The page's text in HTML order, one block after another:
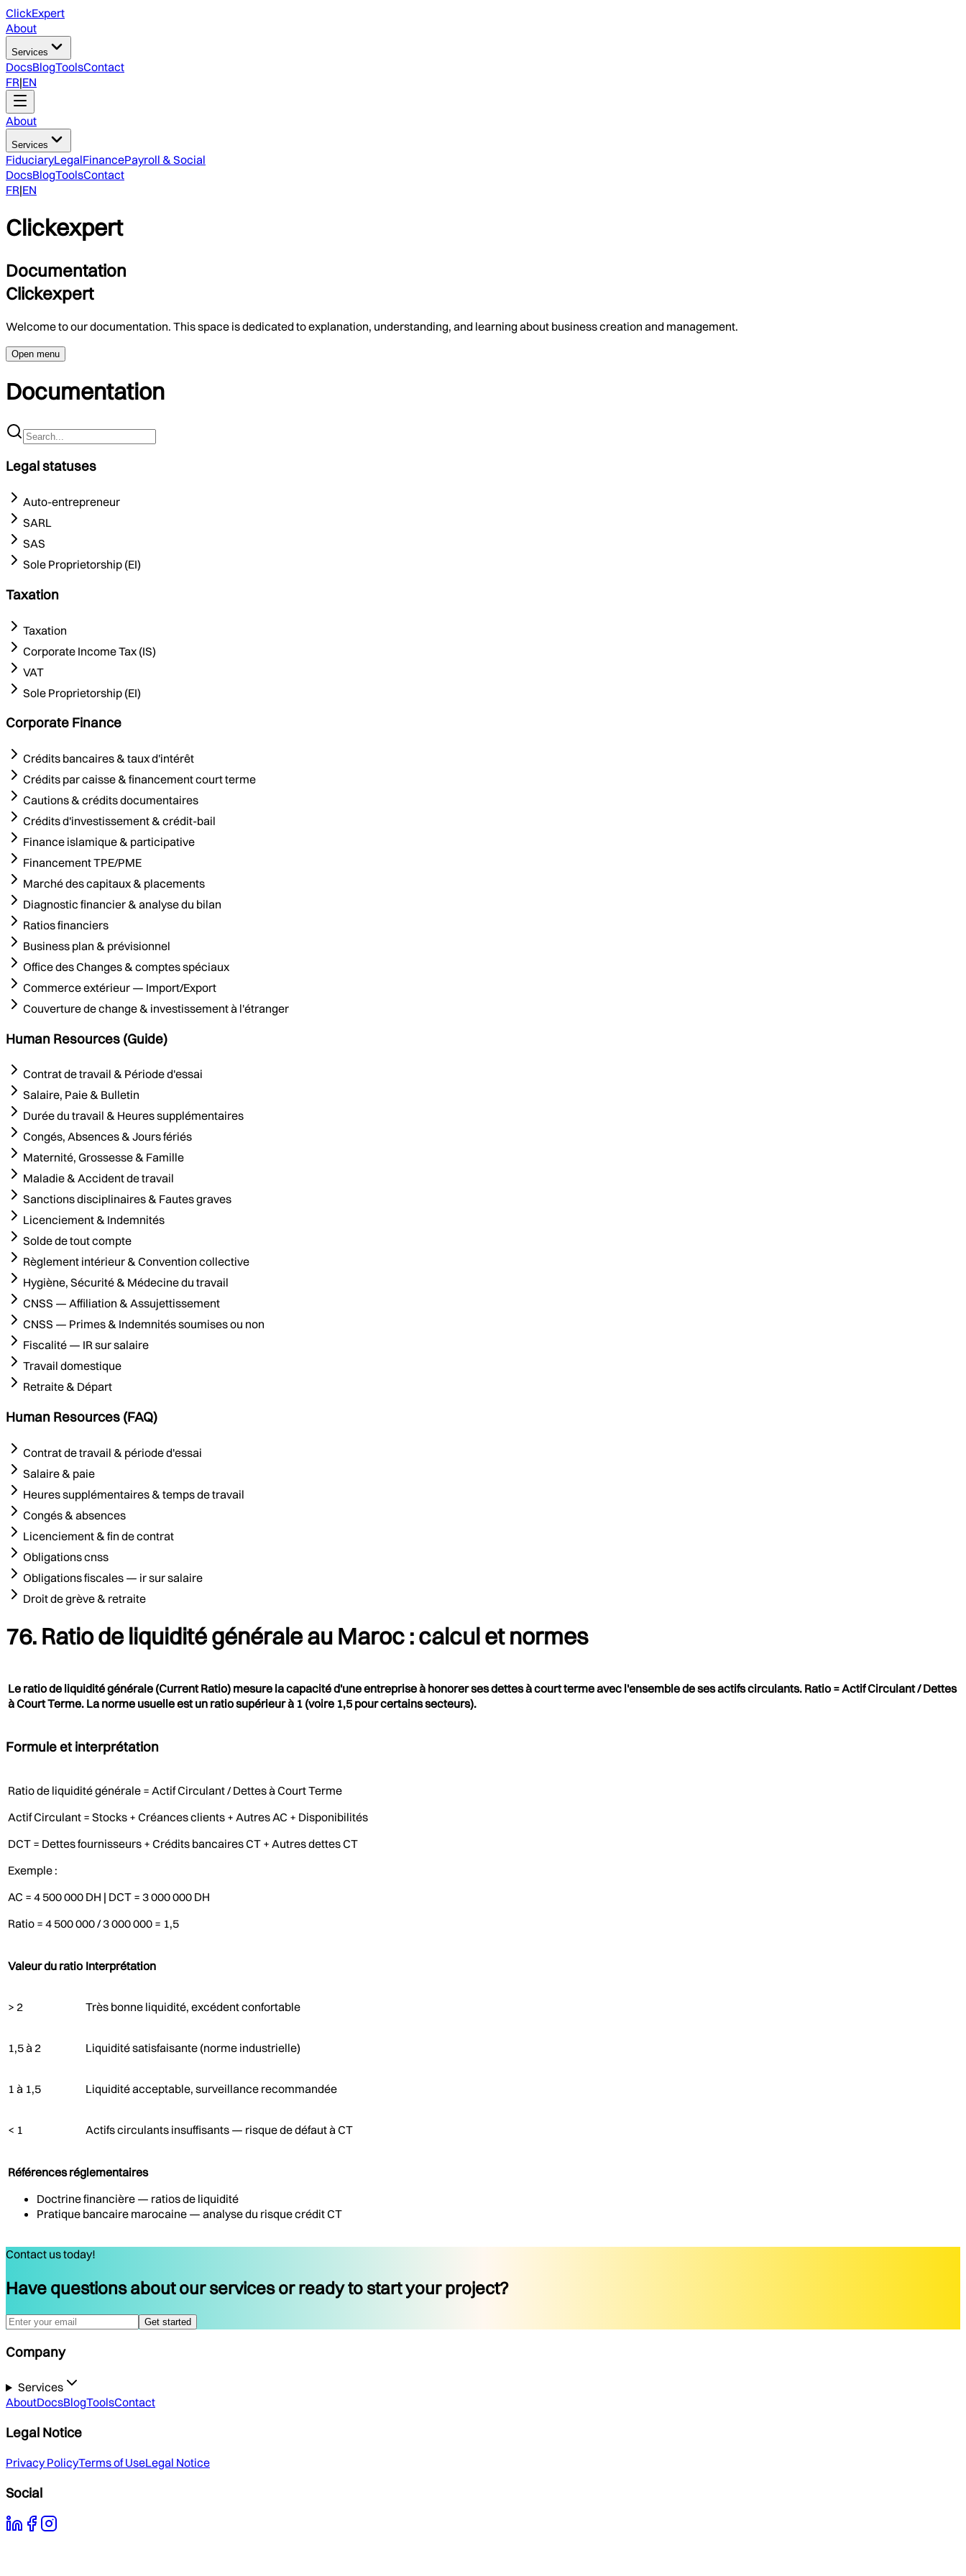
ClickExpert
About
Services
DocsBlogToolsContact
FR|EN
About
Services
FiduciaryLegalFinancePayroll & Social
DocsBlogToolsContact
FR|EN
Clickexpert
Documentation
Clickexpert
Welcome to our documentation. This space is dedicated to explanation, understanding, and learning about business creation and management.
Open menu
Documentation
Legal statuses
Auto-entrepreneur
SARL
SAS
Sole Proprietorship (EI)
Taxation
Taxation
Corporate Income Tax (IS)
VAT
Sole Proprietorship (EI)
Corporate Finance
Crédits bancaires & taux d'intérêt
Crédits par caisse & financement court terme
Cautions & crédits documentaires
Crédits d'investissement & crédit-bail
Finance islamique & participative
Financement TPE/PME
Marché des capitaux & placements
Diagnostic financier & analyse du bilan
Ratios financiers
Business plan & prévisionnel
Office des Changes & comptes spéciaux
Commerce extérieur — Import/Export
Couverture de change & investissement à l'étranger
Human Resources (Guide)
Contrat de travail & Période d'essai
Salaire, Paie & Bulletin
Durée du travail & Heures supplémentaires
Congés, Absences & Jours fériés
Maternité, Grossesse & Famille
Maladie & Accident de travail
Sanctions disciplinaires & Fautes graves
Licenciement & Indemnités
Solde de tout compte
Règlement intérieur & Convention collective
Hygiène, Sécurité & Médecine du travail
CNSS — Affiliation & Assujettissement
CNSS — Primes & Indemnités soumises ou non
Fiscalité — IR sur salaire
Travail domestique
Retraite & Départ
Human Resources (FAQ)
Contrat de travail & période d'essai
Salaire & paie
Heures supplémentaires & temps de travail
Congés & absences
Licenciement & fin de contrat
Obligations cnss
Obligations fiscales — ir sur salaire
Droit de grève & retraite
76. Ratio de liquidité générale au Maroc : calcul et normes
Le ratio de liquidité générale (Current Ratio) mesure la capacité d'une entreprise à honorer ses dettes à court terme avec l'ensemble de ses actifs circulants. Ratio = Actif Circulant / Dettes
à Court Terme. La norme usuelle est un ratio supérieur à 1 (voire 1,5 pour certains secteurs).
Formule et interprétation
Ratio de liquidité générale = Actif Circulant / Dettes à Court Terme
Actif Circulant = Stocks + Créances clients + Autres AC + Disponibilités
DCT = Dettes fournisseurs + Crédits bancaires CT + Autres dettes CT
Exemple :
AC = 4 500 000 DH | DCT = 3 000 000 DH
Ratio = 4 500 000 / 3 000 000 = 1,5
Valeur du ratio Interprétation
> 2 Très bonne liquidité, excédent confortable
1,5 à 2 Liquidité satisfaisante (norme industrielle)
1 à 1,5 Liquidité acceptable, surveillance recommandée
< 1 Actifs circulants insuffisants — risque de défaut à CT
Références réglementaires
Doctrine financière — ratios de liquidité
Pratique bancaire marocaine — analyse du risque crédit CT
Contact us today!
Have questions about our services or ready to start your project?
Get started
Company
Services
AboutDocsBlogToolsContact
Legal Notice
Privacy PolicyTerms of UseLegal Notice
Social